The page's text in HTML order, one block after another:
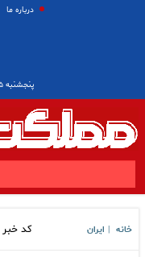
درباره ما
پنجشنبه ۱۵ مرداد ۱۴۰۵
خانه ایران کد خبر